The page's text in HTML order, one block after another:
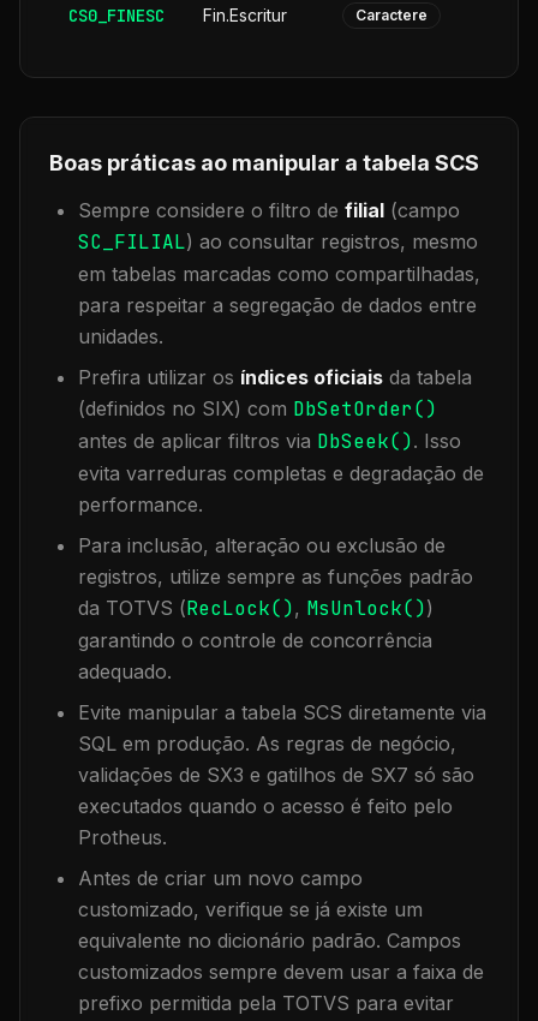
CS0_FINESC Fin.Escritur Caractere
Boas práticas ao manipular a tabela SCS
Sempre considere o filtro de filial (campo
SC_FILIAL) ao consultar registros, mesmo
em tabelas marcadas como compartilhadas,
para respeitar a segregação de dados entre
unidades.
Prefira utilizar os índices oficiais da tabela
(definidos no SIX) com DbSetOrder()
antes de aplicar filtros via DbSeek(). Isso
evita varreduras completas e degradação de
performance.
Para inclusão, alteração ou exclusão de
registros, utilize sempre as funções padrão
da TOTVS (RecLock(), MsUnlock())
garantindo o controle de concorrência
adequado.
Evite manipular a tabela SCS diretamente via
SQL em produção. As regras de negócio,
validações de SX3 e gatilhos de SX7 só são
executados quando o acesso é feito pelo
Protheus.
Antes de criar um novo campo
customizado, verifique se já existe um
equivalente no dicionário padrão. Campos
customizados sempre devem usar a faixa de
prefixo permitida pela TOTVS para evitar